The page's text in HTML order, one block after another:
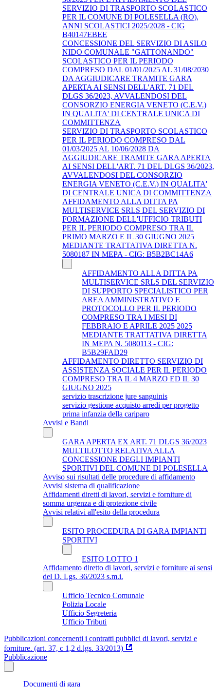
SERVIZIO DI TRASPORTO SCOLASTICO
PER IL COMUNE DI POLESELLA (RO),
ANNI SCOLASTICI 2025/2028 - CIG
B40147EBEE
CONCESSIONE DEL SERVIZIO DI ASILO
NIDO COMUNALE "GATTONANDO"
SCOLASTICO PER IL PERIODO
COMPRESO DAL 01/01/2025 AL 31/08/2030
DA AGGIUDICARE TRAMITE GARA
APERTA AI SENSI DELL'ART. 71 DEL
DLGS 36/2023, AVVALENDOSI DEL
CONSORZIO ENERGIA VENETO (C.E.V.)
IN QUALITA' DI CENTRALE UNICA DI
COMMITTENZA
SERVIZIO DI TRASPORTO SCOLASTICO
PER IL PERIODO COMPRESO DAL
01/03/2025 AL 10/06/2028 DA
AGGIUDICARE TRAMITE GARA APERTA
AI SENSI DELL'ART. 71 DEL DLGS 36/2023,
AVVALENDOSI DEL CONSORZIO
ENERGIA VENETO (C.E.V.) IN QUALITA'
DI CENTRALE UNICA DI COMMITTENZA
AFFIDAMENTO ALLA DITTA PA
MULTISERVICE SRLS DEL SERVIZIO DI
FORMAZIONE DELL'UFFICIO TRIBUTI
PER IL PERIODO COMPRESO TRA IL
PRIMO MARZO E IL 30 GIUGNO 2025
MEDIANTE TRATTATIVA DIRETTA N.
5080187 IN MEPA - CIG: B5B2BC14A6
AFFIDAMENTO ALLA DITTA PA
MULTISERVICE SRLS DEL SERVIZIO
DI SUPPORTO SPECIALISTICO PER
AREA AMMINISTRATIVO E
PROTOCOLLO PER IL PERIODO
COMPRESO TRA I MESI DI
FEBBRAIO E APRILE 2025 2025
MEDIANTE TRATTATIVA DIRETTA
IN MEPA N. 5080113 - CIG:
B5B29FAD29
AFFIDAMENTO DIRETTO SERVIZIO DI
ASSISTENZA SOCIALE PER IL PERIODO
COMPRESO TRA IL 4 MARZO ED IL 30
GIUGNO 2025
servizio trascrizione jure sanguinis
servizio gestione acquisto arredi per progetto
prima infanzia della cariparo
Avvisi e Bandi
GARA APERTA EX ART. 71 DLGS 36/2023
MULTILOTTO RELATIVA ALLA
CONCESSIONE DEGLI IMPIANTI
SPORTIVI DEL COMUNE DI POLESELLA
Avviso sui risultati delle procedure di affidamento
Avvisi sistema di qualificazione
Affidamenti diretti di lavori, servizi e forniture di
somma urgenza e di protezione civile
Avvisi relativi all'esito della procedura
ESITO PROCEDURA DI GARA IMPIANTI
SPORTIVI
ESITO LOTTO 1
Affidamento diretto di lavori, servizi e forniture ai sensi
del D. Lgs. 36/2023 s.m.i.
Ufficio Tecnico Comunale
Polizia Locale
Ufficio Segreteria
Ufficio Tributi
Pubblicazioni concernenti i contratti pubblici di lavori, servizi e
forniture. (art. 37, c 1,2 d.lgs. 33/2013)
Pubblicazione
Documenti di gara